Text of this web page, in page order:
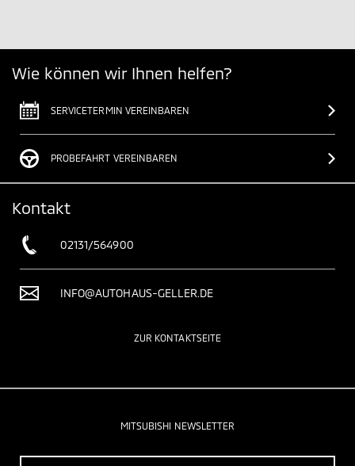
Wie können wir Ihnen helfen?
SERVICETERMIN VEREINBAREN
PROBEFAHRT VEREINBAREN
Kontakt
02131/564900
INFO@AUTOHAUS-GELLER.DE
ZUR KONTAKTSEITE
MITSUBISHI NEWSLETTER